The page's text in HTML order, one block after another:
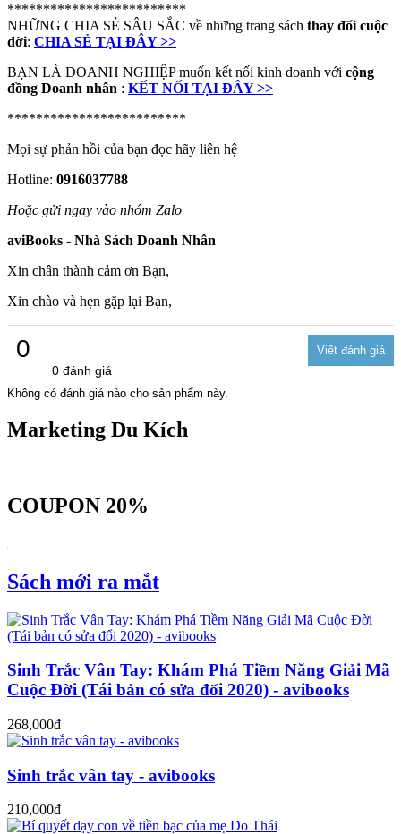
*************************
NHỮNG CHIA SẺ SÂU SẮC về những trang sách thay đổi cuộc
đời: CHIA SẺ TẠI ĐÂY >>
BẠN LÀ DOANH NGHIỆP muốn kết nối kinh doanh với cộng
đồng Doanh nhân : KẾT NỐI TẠI ĐÂY >>
*************************
Mọi sự phản hồi của bạn đọc hãy liên hệ
Hotline: 0916037788
Hoặc gửi ngay vào nhóm Zalo
aviBooks - Nhà Sách Doanh Nhân
Xin chân thành cảm ơn Bạn,
Xin chào và hẹn gặp lại Bạn,
0
0 đánh giá
Không có đánh giá nào cho sản phẩm này.
Marketing Du Kích
COUPON 20%
Sách mới ra mắt
Sinh Trắc Vân Tay: Khám Phá Tiềm Năng Giải Mã
Cuộc Đời (Tái bản có sửa đổi 2020) - avibooks
268,000đ
Sinh trắc vân tay - avibooks
210,000đ